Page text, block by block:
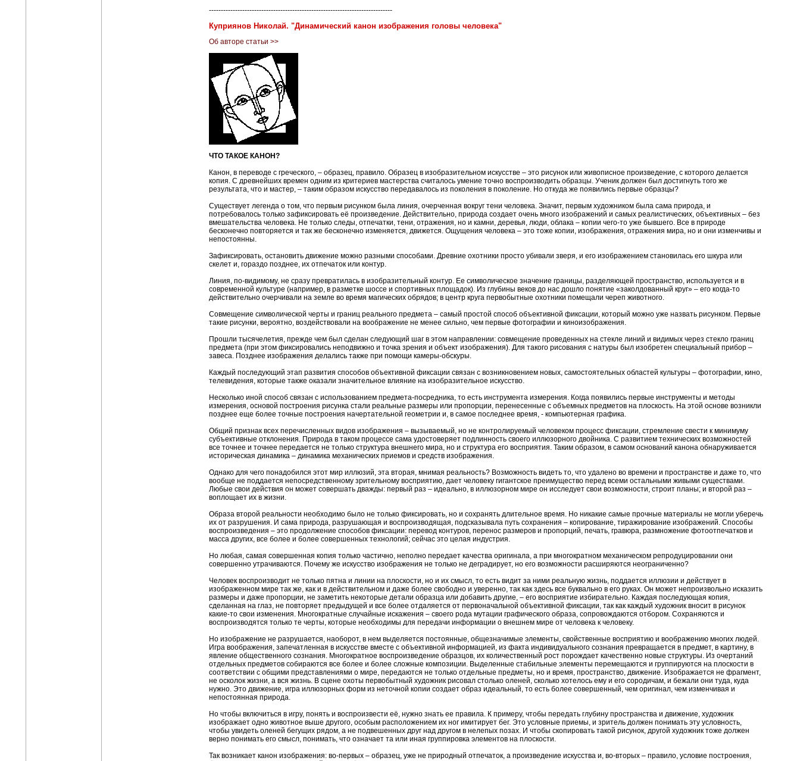
-----------------------------------------------------------------------------
Куприянов Николай. "Динамический канон изображения головы человека"
Об авторе статьи >>
ЧТО ТАКОЕ КАНОН?
Канон, в переводе с греческого, – образец, правило. Образец в изобразительном искусстве – это рисунок или живописное произведение, с которого делается
копия. С древнейших времен одним из критериев мастерства считалось умение точно воспроизводить образцы. Ученик должен был достигнуть того же
результата, что и мастер, – таким образом искусство передавалось из поколения в поколение. Но откуда же появились первые образцы?
Существует легенда о том, что первым рисунком была линия, очерченная вокруг тени человека. Значит, первым художником была сама природа, и
потребовалось только зафиксировать её произведение. Действительно, природа создает очень много изображений и самых реалистических, объективных – без
вмешательства человека. Не только следы, отпечатки, тени, отражения, но и камни, деревья, люди, облака – копии чего-то уже бывшего. Все в природе
бесконечно повторяется и так же бесконечно изменяется, движется. Ощущения человека – это тоже копии, изображения, отражения мира, но и они изменчивы и
непостоянны.
Зафиксировать, остановить движение можно разными способами. Древние охотники просто убивали зверя, и его изображением становилась его шкура или
скелет и, гораздо позднее, их отпечаток или контур.
Линия, по-видимому, не сразу превратилась в изобразительный контур. Ее символическое значение границы, разделяющей пространство, используется и в
современной культуре (например, в разметке шоссе и спортивных площадок). Из глубины веков до нас дошло понятие «заколдованный круг» – его когда-то
действительно очерчивали на земле во время магических обрядов; в центр круга первобытные охотники помещали череп животного.
Совмещение символической черты и границ реального предмета – самый простой способ объективной фиксации, который можно уже назвать рисунком. Первые
такие рисунки, вероятно, воздействовали на воображение не менее сильно, чем первые фотографии и киноизображения.
Прошли тысячелетия, прежде чем был сделан следующий шаг в этом направлении: совмещение проведенных на стекле линий и видимых через стекло границ
предмета (при этом фиксировались неподвижно и точка зрения и объект изображения). Для такого рисования с натуры был изобретен специальный прибор –
завеса. Позднее изображения делались также при помощи камеры-обскуры.
Каждый последующий этап развития способов объективной фиксации связан с возникновением новых, самостоятельных областей культуры – фотографии, кино,
телевидения, которые также оказали значительное влияние на изобразительное искусство.
Несколько иной способ связан с использованием предмета-посредника, то есть инструмента измерения. Когда появились первые инструменты и методы
измерения, основой построения рисунка стали реальные размеры или пропорции, перенесенные с объемных предметов на плоскость. На этой основе возникли
позднее еще более точные построения начертательной геометрии и, в самое последнее время, - компьютерная графика.
Общий признак всех перечисленных видов изображения – вызываемый, но не контролируемый человеком процесс фиксации, стремление свести к минимуму
субъективные отклонения. Природа в таком процессе сама удостоверяет подлинность своего иллюзорного двойника. С развитием технических возможностей
все точнее и точнее передается не только структура внешнего мира, но и структура его восприятия. Таким образом, в самом оснований канона обнаруживается
историческая динамика – динамика механических приемов и средств изображения.
Однако для чего понадобился этот мир иллюзий, эта вторая, мнимая реальность? Возможность видеть то, что удалено во времени и пространстве и даже то, что
вообще не поддается непосредственному зрительному восприятию, дает человеку гигантское преимущество перед всеми остальными живыми существами.
Любые свои действия он может совершать дважды: первый раз – идеально, в иллюзорном мире он исследует свои возможности, строит планы; и второй раз –
воплощает их в жизни.
Образа второй реальности необходимо было не только фиксировать, но и сохранять длительное время. Но никакие самые прочные материалы не могли уберечь
их от разрушения. И сама природа, разрушающая и воспроизводящая, подсказывала путь сохранения – копирование, тиражирование изображений. Способы
воспроизведения – это продолжение способов фиксации: перевод контуров, перенос размеров и пропорций, печать, гравюра, размножение фотоотпечатков и
масса других, все более и более совершенных технологий; сейчас это целая индустрия.
Но любая, самая совершенная копия только частично, неполно передает качества оригинала, а при многократном механическом репродуцировании они
совершенно утрачиваются. Почему же искусство изображения не только не деградирует, но его возможности расширяются неограниченно?
Человек воспроизводит не только пятна и линии на плоскости, но и их смысл, то есть видит за ними реальную жизнь, поддается иллюзии и действует в
изображенном мире так же, как и в действительном и даже более свободно и уверенно, так как здесь все буквально в его руках. Он может непроизвольно исказить
размеры и даже пропорции, не заметить некоторые детали образца или добавить другие, – его восприятие избирательно. Каждая последующая копия,
сделанная на глаз, не повторяет предыдущей и все более отдаляется от первоначальной объективной фиксации, так как каждый художник вносит в рисунок
какие-то свои изменения. Многократные случайные искажения – своего рода мутации графического образа, сопровождаются отбором. Сохраняются и
воспроизводятся только те черты, которые необходимы для передачи информации о внешнем мире от человека к человеку.
Но изображение не разрушается, наоборот, в нем выделяется постоянные, общезначимые элементы, свойственные восприятию и воображению многих людей.
Игра воображения, запечатленная в искусстве вместе с объективной информацией, из факта индивидуального сознания превращается в предмет, в картину, в
явление общественного сознания. Многократное воспроизведение образцов, их количественный рост порождает качественно новые структуры. Из очертаний
отдельных предметов собираются все более и более сложные композиции. Выделенные стабильные элементы перемещаются и группируются на плоскости в
соответствии с общими представлениями о мире, передаются не только отдельные предметы, но и время, пространство, движение. Изображается не фрагмент,
не осколок жизни, а вся жизнь. В сцене охоты первобытный художник рисовал столько оленей, сколько хотелось ему и его сородичам, и бежали они туда, куда
нужно. Это движение, игра иллюзорных форм из неточной копии создает образ идеальный, то есть более совершенный, чем оригинал, чем изменчивая и
непостоянная природа.
Но чтобы включиться в игру, понять и воспроизвести её, нужно знать ее правила. К примеру, чтобы передать глубину пространства и движение, художник
изображает одно животное выше другого, особым расположением их ног имитирует бег. Это условные приемы, и зритель должен понимать эту условность,
чтобы увидеть оленей бегущих рядом, а не подвешенных друг над другом в нелепых позах. И чтобы скопировать такой рисунок, другой художник тоже должен
верно понимать его смысл, понимать, что означает та или иная группировка элементов на плоскости.
Так возникает канон изображения: во-первых – образец, уже не природный отпечаток, а произведение искусства и, во-вторых – правило, условие построения,